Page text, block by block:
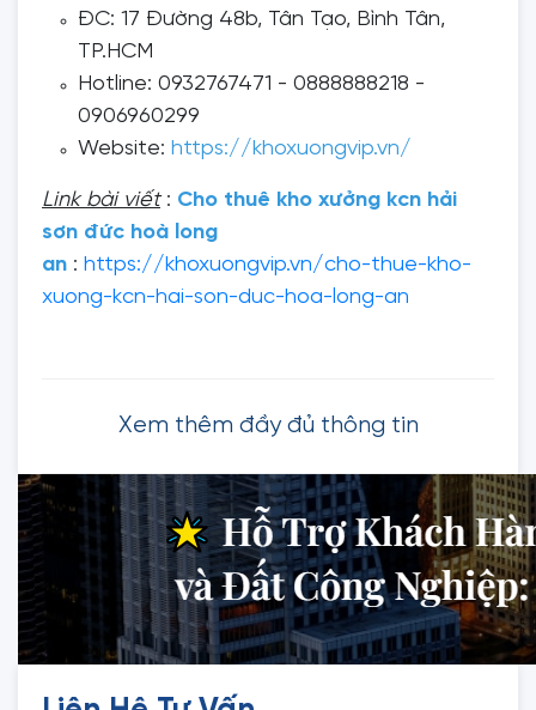
ĐC: 17 Đường 48b, Tân Tạo, Bình Tân,
TP.HCM
Hotline: 0932767471 - 0888888218 -
0906960299
Website: https://khoxuongvip.vn/
Link bài viết: Cho thuê kho xưởng kcn hải
sơn đức hoà long
an : https://khoxuongvip.vn/cho-thue-kho-
xuong-kcn-hai-son-duc-hoa-long-an
Xem thêm đầy đủ thông tin